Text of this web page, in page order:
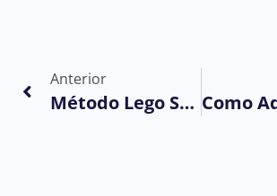
Anterior
Método Lego Serious Play: O Que É E Qual Sua Importância Para A Inovação?